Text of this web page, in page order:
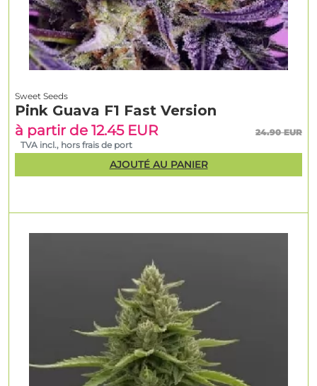
Sweet Seeds
Pink Guava F1 Fast Version
à partir de 12.45 EUR
24.90 EUR
TVA incl., hors frais de port
AJOUTÉ AU PANIER